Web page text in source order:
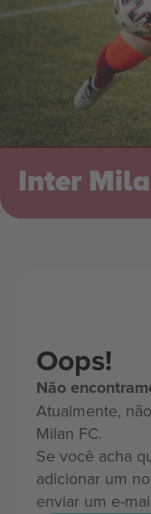
Inter
Oops!
Não
Atualmente,
Milan FC.
Se você acha
adicionar um
enviar um e-